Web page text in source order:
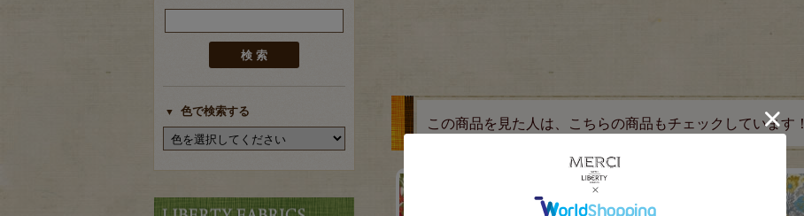
色で検索する
この商品を見た人は、こちらの商品もチェックしています！